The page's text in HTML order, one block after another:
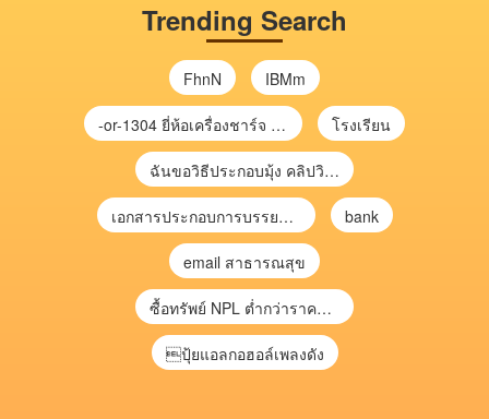
Trending Search
FhnN IBMm
-or-1304 ยี่ห้อเครื่องชาร์จ chargecore โรงเรียน
ฉันขอวิธีประกอบมุ้ง คลิปวิดีโอ การประกอบมุ้ง
เอกสารประกอบการบรรยาย การประเมินความเสี่ยงเพื่อวางแผนการตรวจสอบ \ bank
email สาธารณสุข
ซื้อทรัพย์ NPL ต่ำกว่าราคาตลาด 30-70% แบบไม่ต้องไปประมูล”
ปุ้ยแอลกอฮอล์เพลงดัง